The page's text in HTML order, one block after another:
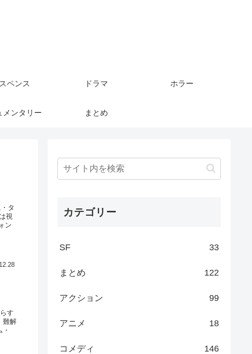
ペンス ドラマ ホラー
メンタリー まとめ
タ
視
ン
す
難解
カテゴリー
SF 33
まとめ 122
アクション 99
アニメ 18
コメディ 146